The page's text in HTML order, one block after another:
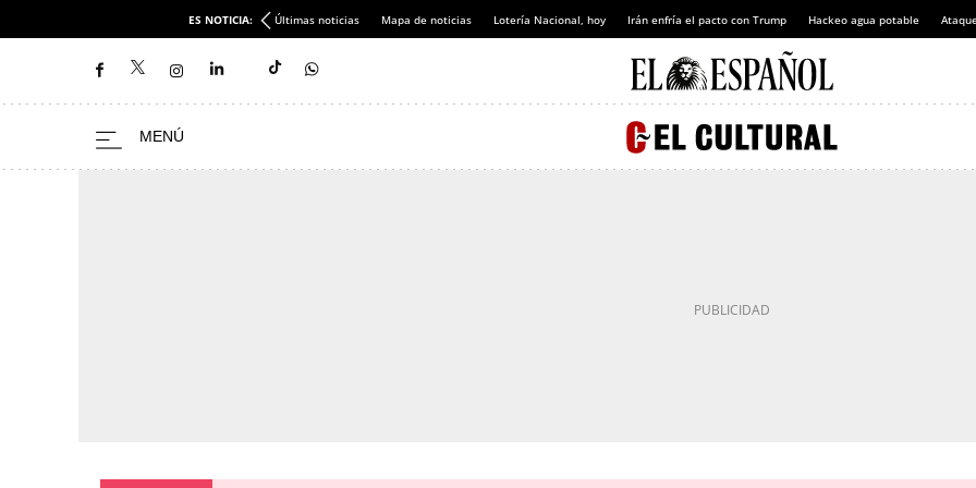
ES NOTICIA: Últimas noticias Mapa de noticias Lotería Nacional, hoy Irán enfría el pacto con Trump Hackeo agua potable